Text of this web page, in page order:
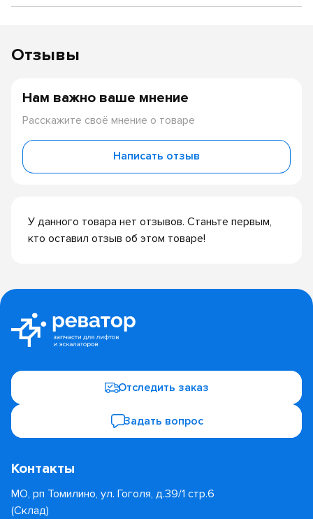
Отзывы
У данного товара нет отзывов. Станьте первым,
кто оставил отзыв об этом товаре!
Нам важно ваше мнение
Расскажите своё мнение о товаре
Написать отзыв
Отследить заказ
Задать вопрос
Контакты
МО, рп Томилино, ул. Гоголя, д.39/1 стр.6
(Склад)